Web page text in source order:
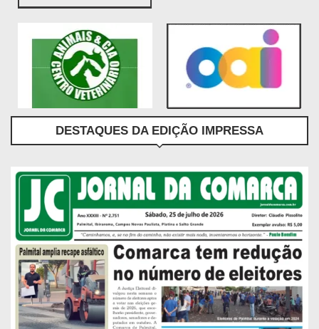
DESTAQUES DA EDIÇÃO IMPRESSA